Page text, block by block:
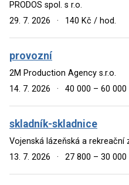
PRODOS spol. s r.o.
29. 7. 2026
· 140 Kč / hod.
provozní
2M Production Agency s.r.o.
14. 7. 2026
· 40 000 – 60 000
skladník-skladnice
Vojenská lázeňská a rekreační
13. 7. 2026
· 27 800 – 30 000